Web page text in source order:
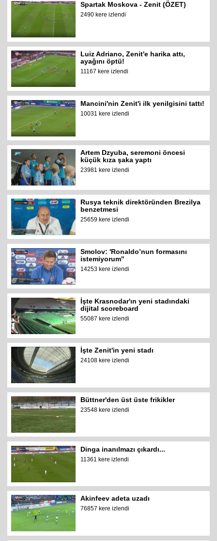
Spartak Moskova - Zenit (ÖZET)
2490 kere izlendi
Luiz Adriano, Zenit'e harika attı,
ayağını öptü!
11167 kere izlendi
Mancini'nin Zenit'i ilk yenilgisini tattı!
10031 kere izlendi
Artem Dzyuba, seremoni öncesi
küçük kıza şaka yaptı
23981 kere izlendi
Rusya teknik direktöründen Brezilya
benzetmesi
25659 kere izlendi
Smolov: 'Ronaldo’nun formasını
istemiyorum''
14253 kere izlendi
İşte Krasnodar'ın yeni stadındaki
dijital scoreboard
55087 kere izlendi
İşte Zenit'in yeni stadı
24108 kere izlendi
Büttner'den üst üste frikikler
23548 kere izlendi
Dinga inanılmazı çıkardı...
11361 kere izlendi
Akinfeev adeta uzadı
76857 kere izlendi